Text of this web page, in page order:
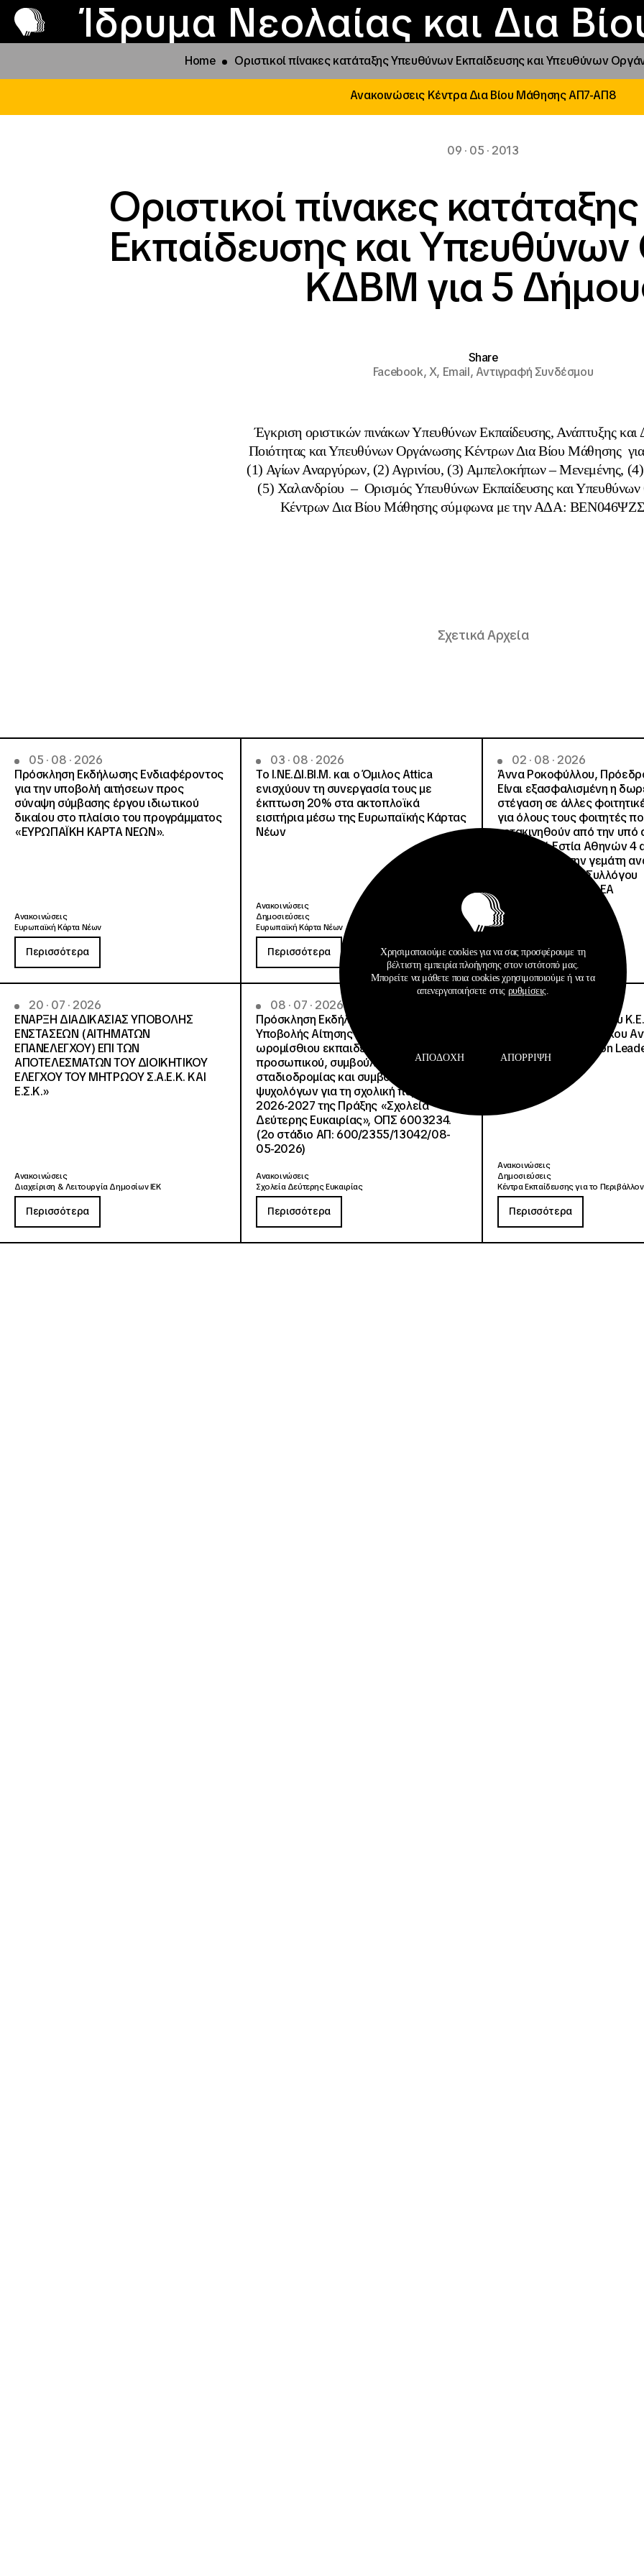
Ίδρυμα Νεολαίας και Δια
Το ΙΝΕΔΙΒΙΜ
Προγράμματα και
Φοιτητικές Εστίες
Παραχώρηση
Νέα
Επικοινωνία
Home Οριστικοί πίνακες κατάταξης Υπευθύνων Εκπαίδευσης και Υπευθύνων
Ανακοινώσεις Κέντρα Δια Βίου Μάθησης ΑΠ7-ΑΠ8
09 · 05 · 2013
Οριστικοί πίνακες
Εκπαίδευσης και
ΚΔΒΜ για 5
Share
Facebook,X, Email,Αντιγραφή Συνδέσμου
Έγκριση οριστικών πινάκων Υπευθύνων Εκπαίδευσης, Ανάπτυξης και
Ποιότητας και Υπευθύνων Οργάνωσης Κέντρων Δια Βίου Μάθησης
(1) Αγίων Αναργύρων, (2) Αγρινίου, (3) Αμπελοκήπων – Μενεμένης,
(5) Χαλανδρίου – Ορισμός Υπευθύνων Εκπαίδευσης και
Κέντρων Δια Βίου Μάθησης σύμφωνα με την ΑΔΑ:
Σχετικά Αρχεία
05 · 08 · 2026
Πρόσκληση Εκδήλωσης Ενδιαφέροντος
για την υποβολή αιτήσεων προς
σύναψη σύμβασης έργου ιδιωτικού
δικαίου στο πλαίσιο του προγράμματος
«ΕΥΡΩΠΑΪΚΗ ΚΑΡΤΑ ΝΕΩΝ».
Ανακοινώσεις
Ευρωπαϊκή Κάρτα Νέων
Περισσότερα
03 · 08 · 2026
Το Ι.ΝΕ.ΔΙ.ΒΙ.Μ. και o Όμιλος Attica
ενισχύουν τη συνεργασία τους με
έκπτωση 20% στα ακτοπλοϊκά
εισιτήρια μέσω της Ευρωπαϊκής Κάρτας
Νέων
Ανακοινώσεις
Δημοσιεύσεις
Ευρωπαϊκή Κάρτα Νέων
Περισσότερα
02 · 08 · 2026
Άννα Ροκοφύλλου,
Είναι εξασφαλισμένη η
στέγαση σε άλλες
για όλους τους φοιτητές
μετακινηθούν από την υπό
Φοιτητική Εστία Αθηνών 4
4 ψέματα για την γεμάτη
ανακοίνωση του Συλλόγου
Οικοτρόφων της ΦΕΑ
Ανακοινώσεις
Δημοσιεύσεις
Περισσότερα
20 · 07 · 2026
ΕΝΑΡΞΗ ΔΙΑΔΙΚΑΣΙΑΣ ΥΠΟΒΟΛΗΣ
ΕΝΣΤΑΣΕΩΝ (ΑΙΤΗΜΑΤΩΝ
ΕΠΑΝΕΛΕΓΧΟΥ) ΕΠΙ ΤΩΝ
ΑΠΟΤΕΛΕΣΜΑΤΩΝ ΤΟΥ ΔΙΟΙΚΗΤΙΚΟΥ
ΕΛΕΓΧΟΥ ΤΟΥ ΜΗΤΡΩΟΥ Σ.Α.Ε.Κ. ΚΑΙ
Ε.Σ.Κ.»
Ανακοινώσεις
Διαχείριση & Λειτουργία Δημοσίων ΙΕΚ
Περισσότερα
08 · 07 · 2026
Πρόσκληση Εκδήλωσης Ενδιαφέροντος
Υποβολής Αίτησης για την επιλογή
ωρομίσθιου εκπαιδευτικού
προσωπικού, συμβούλων
σταδιοδρομίας και συμβούλων
ψυχολόγων για τη σχολική περίοδο
2026-2027 της Πράξης «Σχολεία
Δεύτερης Ευκαιρίας», ΟΠΣ 6003234.
(2ο στάδιο ΑΠ: 600/2355/13042/08-
05-2026)
Ανακοινώσεις
Σχολεία Δεύτερης Ευκαιρίας
Περισσότερα
Σημαντική Διάκριση του
Μητροπολιτικού Πάρκου
Τρίτσης στα Education
2026
Ανακοινώσεις
Δημοσιεύσεις
Κέντρα Εκπαίδευσης για το
Περισσότερα
Χρησιμοποιούμε cookies για να σας προσφέρουμε τη
βέλτιστη εμπειρία πλοήγησης στον ιστότοπό μας.
Μπορείτε να μάθετε ποια cookies χρησιμοποιούμε ή να τα
απενεργοποιήσετε στις ρυθμίσεις
ΑΠΟΔΟΧΉ ΑΠΌΡΡΙΨΗ